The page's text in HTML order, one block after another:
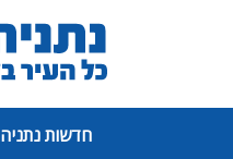
חדשות נתניה